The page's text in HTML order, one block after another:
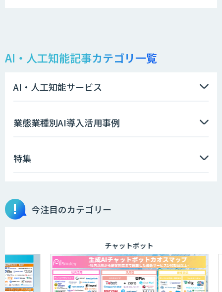
AI・人工知能記事カテゴリ一覧
AI・人工知能サービス
業態業種別AI導入活用事例
特集
今注目のカテゴリー
チャットボット